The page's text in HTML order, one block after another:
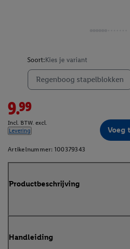
Soort:Kies je variant
Regenboog stapelblokken
9.99
Incl. BTW. excl.
Levering
Voeg
Artikelnummer: 100379343
Productbeschrijving
Handleiding